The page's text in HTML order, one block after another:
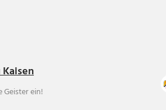
Geister ein!